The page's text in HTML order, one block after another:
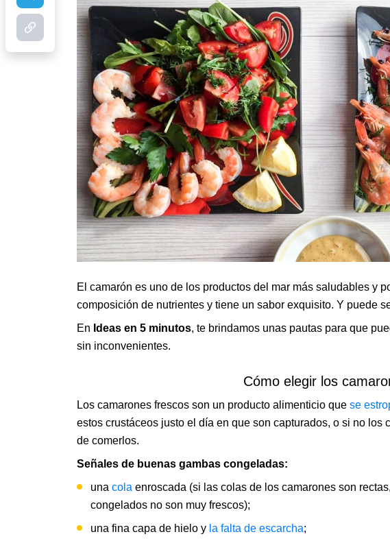
El camarón es uno de los productos del mar más saludables y
composición de nutrientes y tiene un sabor exquisito. Y puede
En Ideas en 5 minutos, te brindamos unas pautas para que
sin inconvenientes.
Cómo elegir los
Los camarones frescos son un producto alimenticio que se
estos crustáceos justo el día en que son capturados, o si no los
de comerlos.
Señales de buenas gambas congeladas:
una cola enroscada (si las colas de los camarones son
congelados no son muy frescos);
una fina capa de hielo y la falta de escarcha;